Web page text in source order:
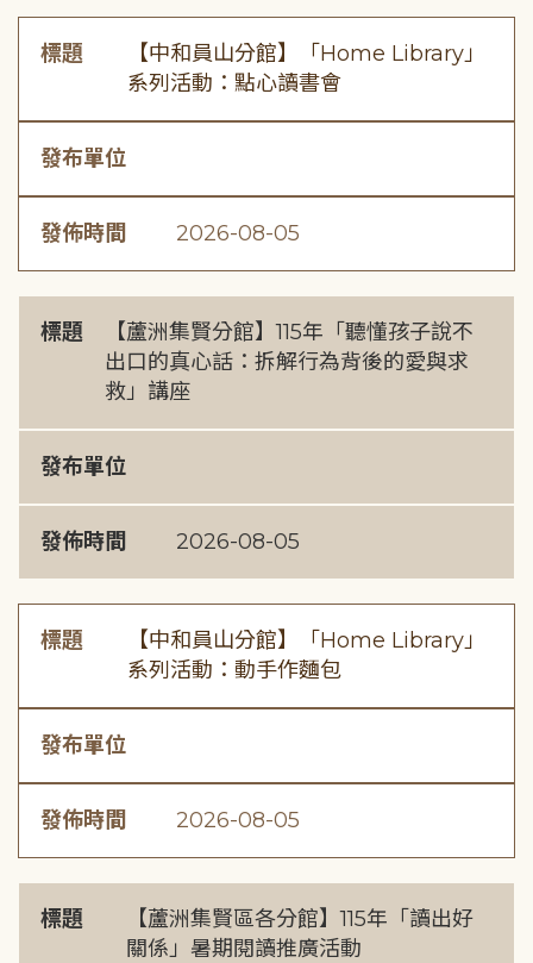
標題
【中和員山分館】「Home Library」
系列活動：點心讀書會
發布單位
發佈時間 2026-08-05
標題
【蘆洲集賢分館】115年「聽懂孩子說不
出口的真心話：拆解行為背後的愛與求
救」講座
發布單位
發佈時間 2026-08-05
標題
【中和員山分館】「Home Library」
系列活動：動手作麵包
發布單位
發佈時間 2026-08-05
標題
【蘆洲集賢區各分館】115年「讀出好
關係」暑期閱讀推廣活動